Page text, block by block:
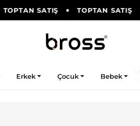
TOPTAN SATIŞ TOPTAN SATIŞ
Erkek Çocuk Bebek